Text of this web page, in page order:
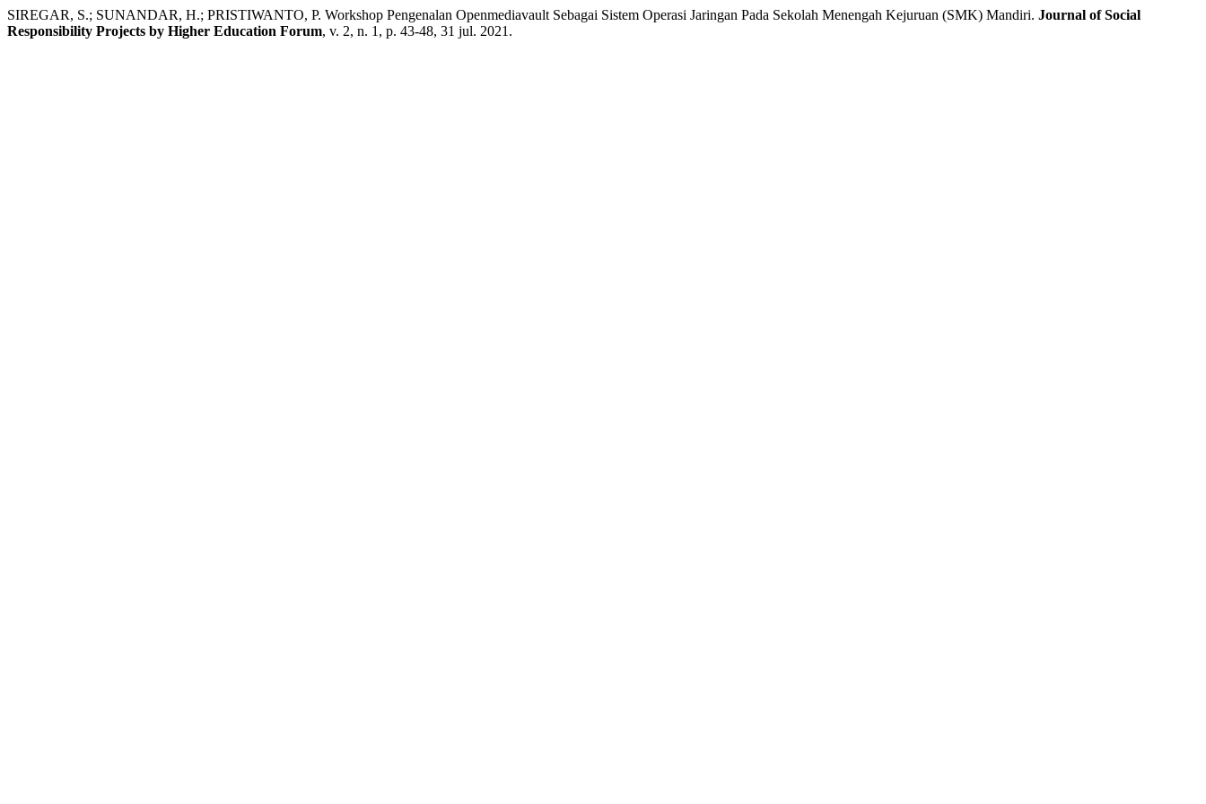
SIREGAR, S.; SUNANDAR, H.; PRISTIWANTO, P. Workshop Pengenalan Openmediavault Sebagai Sistem Operasi Jaringan Pada Sekolah Menengah Kejuruan (SMK) Mandiri. Journal of Social
Responsibility Projects by Higher Education Forum, v. 2, n. 1, p. 43-48, 31 jul. 2021.